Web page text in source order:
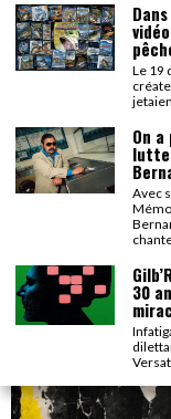
Le 19
On
lutte
Avec
30